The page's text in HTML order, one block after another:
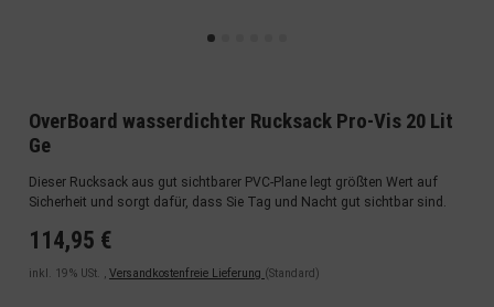
OverBoard wasserdichter Rucksack Pro-Vis 20 Lit
Ge
Dieser Rucksack aus gut sichtbarer PVC-Plane legt größten Wert auf
Sicherheit und sorgt dafür, dass Sie Tag und Nacht gut sichtbar sind.
114,95 €
inkl. 19% USt. , Versandkostenfreie Lieferung (Standard)